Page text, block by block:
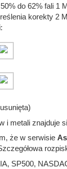
do 62% fali 1
korekty 2
i metali znajduje
że w serwisie
SP500,